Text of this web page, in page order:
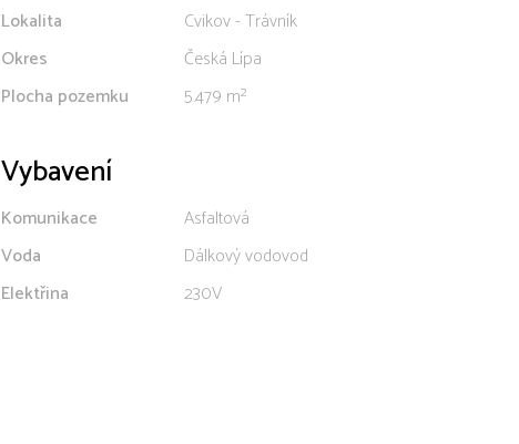
Lokalita
Cvikov - Trávník
Okres
Česká Lípa
Plocha pozemku
5.479 m²
Vybavení
Komunikace
Asfaltová
Voda
Dálkový vodovod
Elektřina
230V